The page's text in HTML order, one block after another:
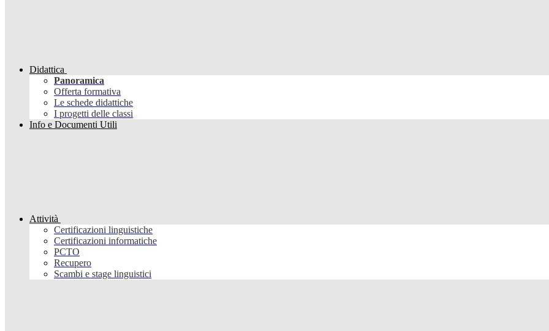
Didattica
Panoramica
Offerta formativa
Le schede didattiche
I progetti delle classi
Info e Documenti Utili
Attività
Certificazioni linguistiche
Certificazioni informatiche
PCTO
Recupero
Scambi e stage linguistici